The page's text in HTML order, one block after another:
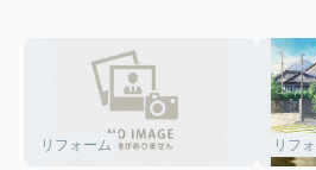
リフォーム リフ